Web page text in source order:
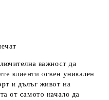
важност да
клиенти освен уникален
и дълъг живот на
от самото начало да